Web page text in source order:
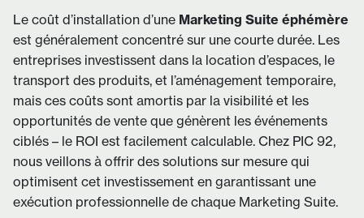
Le coût d’installation d’une Marketing Suite éphémère
est généralement concentré sur une courte durée. Les
entreprises investissent dans la location d’espaces, le
transport des produits, et l’aménagement temporaire,
mais ces coûts sont amortis par la visibilité et les
opportunités de vente que génèrent les événements
ciblés – le ROI est facilement calculable. Chez PIC 92,
nous veillons à offrir des solutions sur mesure qui
optimisent cet investissement en garantissant une
exécution professionnelle de chaque Marketing Suite.